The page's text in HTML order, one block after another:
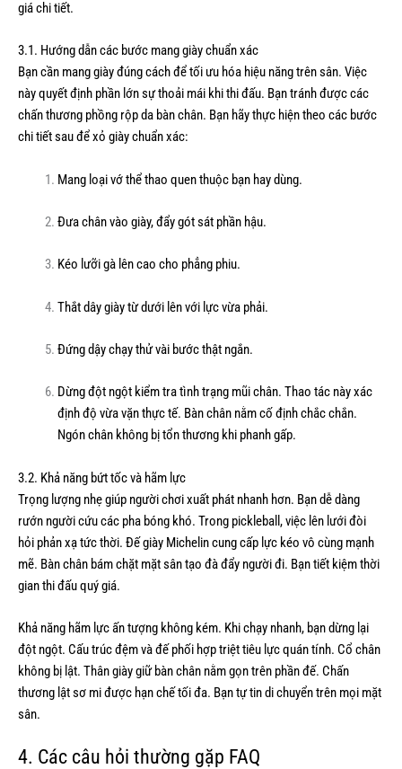
giá chi tiết.
3.1. Hướng dẫn các bước mang giày chuẩn xác
Bạn cần mang giày đúng cách để tối ưu hóa hiệu năng trên sân. Việc
này quyết định phần lớn sự thoải mái khi thi đấu. Bạn tránh được các
chấn thương phồng rộp da bàn chân. Bạn hãy thực hiện theo các bước
chi tiết sau để xỏ giày chuẩn xác:
Mang loại vớ thể thao quen thuộc bạn hay dùng.
Đưa chân vào giày, đẩy gót sát phần hậu.
Kéo lưỡi gà lên cao cho phẳng phiu.
Thắt dây giày từ dưới lên với lực vừa phải.
Đứng dậy chạy thử vài bước thật ngắn.
Dừng đột ngột kiểm tra tình trạng mũi chân. Thao tác này xác
định độ vừa vặn thực tế. Bàn chân nằm cố định chắc chắn.
Ngón chân không bị tổn thương khi phanh gấp.
3.2. Khả năng bứt tốc và hãm lực
Trọng lượng nhẹ giúp người chơi xuất phát nhanh hơn. Bạn dễ dàng
rướn người cứu các pha bóng khó. Trong pickleball, việc lên lưới đòi
hỏi phản xạ tức thời. Đế giày Michelin cung cấp lực kéo vô cùng mạnh
mẽ. Bàn chân bám chặt mặt sân tạo đà đẩy người đi. Bạn tiết kiệm thời
gian thi đấu quý giá.
Khả năng hãm lực ấn tượng không kém. Khi chạy nhanh, bạn dừng lại
đột ngột. Cấu trúc đệm và đế phối hợp triệt tiêu lực quán tính. Cổ chân
không bị lật. Thân giày giữ bàn chân nằm gọn trên phần đế. Chấn
thương lật sơ mi được hạn chế tối đa. Bạn tự tin di chuyển trên mọi mặt
sân.
4. Các câu hỏi thường gặp FAQ